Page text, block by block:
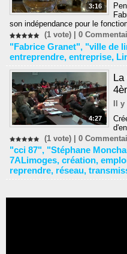
3:16
son indépendance pour le
(1 vote) | 0
"Fabrice Granet", "ville de
entreprendre, entreprise,
4:27
La
Il y
(1 vote) | 0
"cci 87", "Stéphane
7ALimoges, création,
reprendre, réseau,